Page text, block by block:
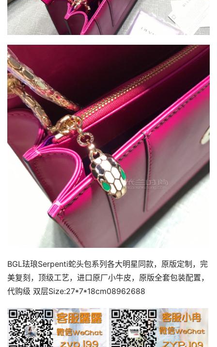
BGL珐琅Serpenti蛇头包系列各大明星同款，原版定制，完
美复刻，顶级工艺，进口原厂小牛皮，原版全套包装配置，
代购级 双层Size:27*7*18cm08962688